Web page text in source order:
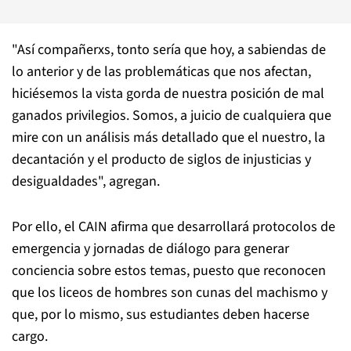
"Así compañerxs, tonto sería que hoy, a sabiendas de
lo anterior y de las problemáticas que nos afectan,
hiciésemos la vista gorda de nuestra posición de mal
ganados privilegios. Somos, a juicio de cualquiera que
mire con un análisis más detallado que el nuestro, la
decantación y el producto de siglos de injusticias y
desigualdades", agregan.
Por ello, el CAIN afirma que desarrollará protocolos de
emergencia y jornadas de diálogo para generar
conciencia sobre estos temas, puesto que reconocen
que los liceos de hombres son cunas del machismo y
que, por lo mismo, sus estudiantes deben hacerse
cargo.